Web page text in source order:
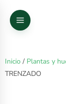
Inicio / Plantas y
TRENZADO